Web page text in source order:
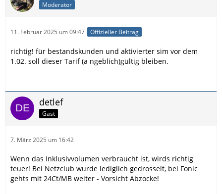
Moderator
11. Februar 2025 um 09:47 Offizieller Beitrag
richtig! für bestandskunden und aktivierter sim vor dem
1.02. soll dieser Tarif (a ngeblich)gültig bleiben.
detlef
Gast
7. März 2025 um 16:42
Wenn das Inklusivvolumen verbraucht ist, wirds richtig
teuer! Bei Netzclub wurde lediglich gedrosselt, bei Fonic
gehts mit 24Ct/MB weiter - Vorsicht Abzocke!